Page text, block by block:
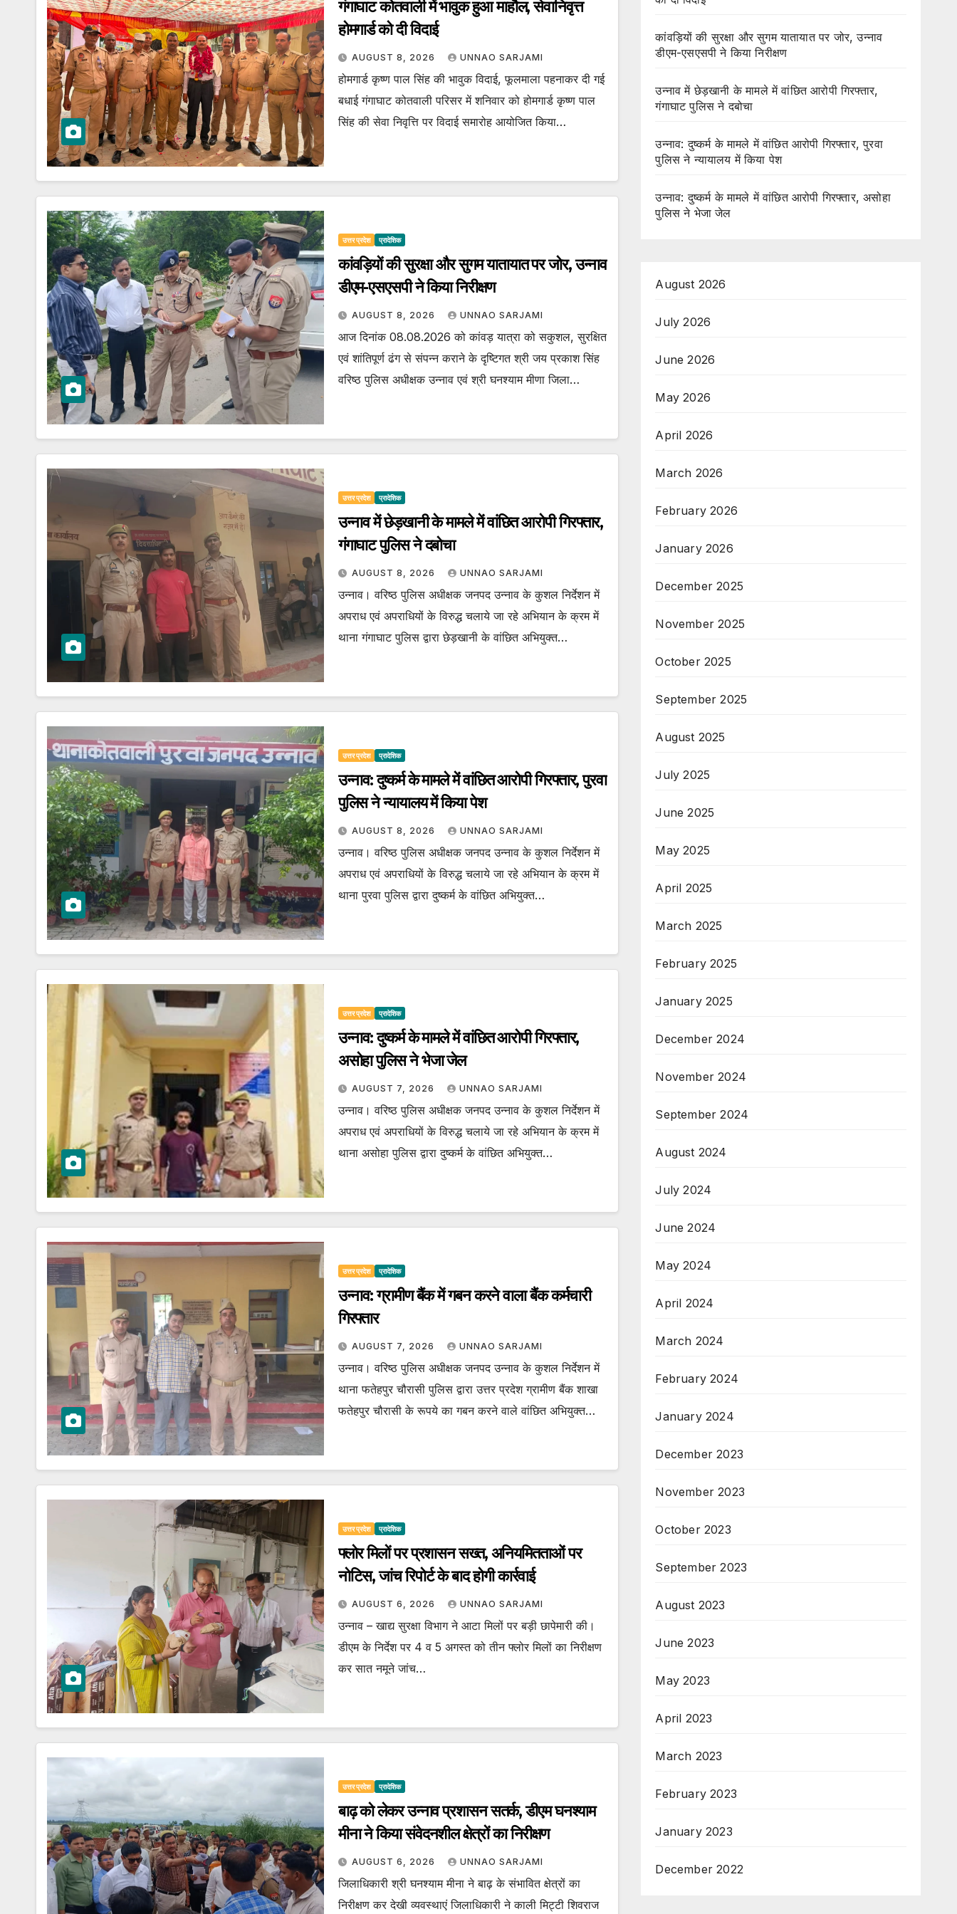
गंगाघाट कोतवाली में भावुक हुआ माहौल, सेवानिवृत्त
होमगार्ड को दी विदाई
AUGUST 8, 2026 UNNAO SARJAMI
होमगार्ड कृष्ण पाल सिंह की भावुक विदाई, फूलमाला पहनाकर दी गई
बधाई गंगाघाट कोतवाली परिसर में शनिवार को होमगार्ड कृष्ण पाल
सिंह की सेवा निवृत्ति पर विदाई समारोह आयोजित किया…
उत्तर प्रदेश प्रादेशिक
कांवड़ियों की सुरक्षा और सुगम यातायात पर जोर, उन्नाव
डीएम-एसएसपी ने किया निरीक्षण
AUGUST 8, 2026 UNNAO SARJAMI
आज दिनांक 08.08.2026 को कांवड़ यात्रा को सकुशल, सुरक्षित
एवं शांतिपूर्ण ढंग से संपन्न कराने के दृष्टिगत श्री जय प्रकाश सिंह
वरिष्ठ पुलिस अधीक्षक उन्नाव एवं श्री घनश्याम मीणा जिला…
उत्तर प्रदेश प्रादेशिक
उन्नाव में छेड़खानी के मामले में वांछित आरोपी गिरफ्तार,
गंगाघाट पुलिस ने दबोचा
AUGUST 8, 2026 UNNAO SARJAMI
उन्नाव। वरिष्ठ पुलिस अधीक्षक जनपद उन्नाव के कुशल निर्देशन में
अपराध एवं अपराधियों के विरुद्ध चलाये जा रहे अभियान के क्रम में
थाना गंगाघाट पुलिस द्वारा छेड़खानी के वांछित अभियुक्त…
उत्तर प्रदेश प्रादेशिक
उन्नाव: दुष्कर्म के मामले में वांछित आरोपी गिरफ्तार, पुरवा
पुलिस ने न्यायालय में किया पेश
AUGUST 8, 2026 UNNAO SARJAMI
उन्नाव। वरिष्ठ पुलिस अधीक्षक जनपद उन्नाव के कुशल निर्देशन में
अपराध एवं अपराधियों के विरुद्ध चलाये जा रहे अभियान के क्रम में
थाना पुरवा पुलिस द्वारा दुष्कर्म के वांछित अभियुक्त…
उत्तर प्रदेश प्रादेशिक
उन्नाव: दुष्कर्म के मामले में वांछित आरोपी गिरफ्तार,
असोहा पुलिस ने भेजा जेल
AUGUST 7, 2026 UNNAO SARJAMI
उन्नाव। वरिष्ठ पुलिस अधीक्षक जनपद उन्नाव के कुशल निर्देशन में
अपराध एवं अपराधियों के विरुद्ध चलाये जा रहे अभियान के क्रम में
थाना असोहा पुलिस द्वारा दुष्कर्म के वांछित अभियुक्त…
उत्तर प्रदेश प्रादेशिक
उन्नाव: ग्रामीण बैंक में गबन करने वाला बैंक कर्मचारी
गिरफ्तार
AUGUST 7, 2026 UNNAO SARJAMI
उन्नाव। वरिष्ठ पुलिस अधीक्षक जनपद उन्नाव के कुशल निर्देशन में
थाना फतेहपुर चौरासी पुलिस द्वारा उत्तर प्रदेश ग्रामीण बैंक शाखा
फतेहपुर चौरासी के रूपये का गबन करने वाले वांछित अभियुक्त…
उत्तर प्रदेश प्रादेशिक
फ्लोर मिलों पर प्रशासन सख्त, अनियमितताओं पर
नोटिस, जांच रिपोर्ट के बाद होगी कार्रवाई
AUGUST 6, 2026 UNNAO SARJAMI
उन्नाव – खाद्य सुरक्षा विभाग ने आटा मिलों पर बड़ी छापेमारी की।
डीएम के निर्देश पर 4 व 5 अगस्त को तीन फ्लोर मिलों का निरीक्षण
कर सात नमूने जांच…
उत्तर प्रदेश प्रादेशिक
बाढ़ को लेकर उन्नाव प्रशासन सतर्क, डीएम घनश्याम
मीना ने किया संवेदनशील क्षेत्रों का निरीक्षण
AUGUST 6, 2026 UNNAO SARJAMI
जिलाधिकारी श्री घनश्याम मीना ने बाढ़ के संभावित क्षेत्रों का
निरीक्षण कर देखी व्यवस्थाएं जिलाधिकारी ने काली मिट्टी शिवराज
कांवड़ियों की सुरक्षा और सुगम यातायात पर जोर, उन्नाव
डीएम-एसएसपी ने किया निरीक्षण
उन्नाव में छेड़खानी के मामले में वांछित आरोपी गिरफ्तार,
गंगाघाट पुलिस ने दबोचा
उन्नाव: दुष्कर्म के मामले में वांछित आरोपी गिरफ्तार, पुरवा
पुलिस ने न्यायालय में किया पेश
उन्नाव: दुष्कर्म के मामले में वांछित आरोपी गिरफ्तार, असोहा
पुलिस ने भेजा जेल
August 2026
July 2026
June 2026
May 2026
April 2026
March 2026
February 2026
January 2026
December 2025
November 2025
October 2025
September 2025
August 2025
July 2025
June 2025
May 2025
April 2025
March 2025
February 2025
January 2025
December 2024
November 2024
September 2024
August 2024
July 2024
June 2024
May 2024
April 2024
March 2024
February 2024
January 2024
December 2023
November 2023
October 2023
September 2023
August 2023
June 2023
May 2023
April 2023
March 2023
February 2023
January 2023
December 2022